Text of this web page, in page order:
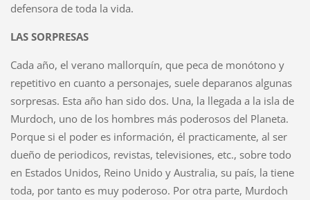
defensora de toda la vida.
LAS SORPRESAS
Cada año, el verano mallorquín, que peca de monótono y
repetitivo en cuanto a personajes, suele deparanos algunas
sorpresas. Esta año han sido dos. Una, la llegada a la isla de
Murdoch, uno de los hombres más poderosos del Planeta.
Porque si el poder es información, él practicamente, al ser
dueño de periodicos, revistas, televisiones, etc., sobre todo
en Estados Unidos, Reino Unido y Australia, su país, la tiene
toda, por tanto es muy poderoso. Por otra parte, Murdoch